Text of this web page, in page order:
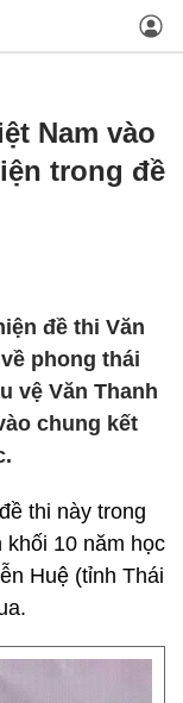
Nam vào
trong đề
đề thi Văn
phong thái
vệ Văn Thanh
chung kết
thi này trong
khối 10 năm học
Huệ (tỉnh Thái